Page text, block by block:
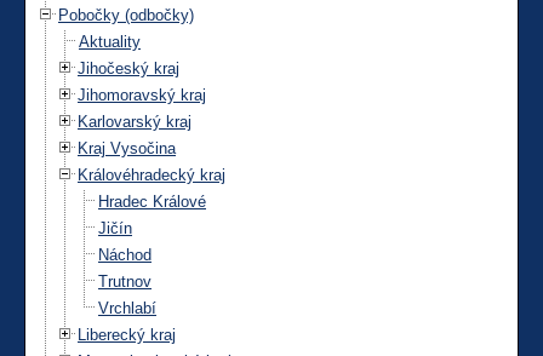
Pobočky (odbočky)
Aktuality
Jihočeský kraj
Jihomoravský kraj
Karlovarský kraj
Kraj Vysočina
Královéhradecký kraj
Hradec Králové
Jičín
Náchod
Trutnov
Vrchlabí
Liberecký kraj